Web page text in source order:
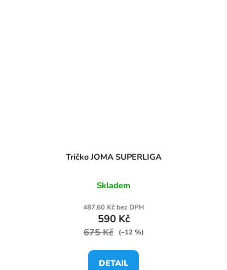
Tričko JOMA SUPERLIGA
Skladem
487,60 Kč bez DPH
590 Kč
675 Kč (–12 %)
DETAIL